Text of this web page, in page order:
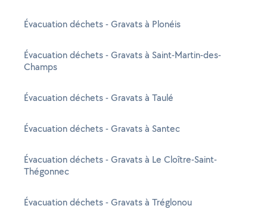
Évacuation déchets - Gravats à Plonéis
Évacuation déchets - Gravats à Saint-Martin-des-
Champs
Évacuation déchets - Gravats à Taulé
Évacuation déchets - Gravats à Santec
Évacuation déchets - Gravats à Le Cloître-Saint-
Thégonnec
Évacuation déchets - Gravats à Tréglonou